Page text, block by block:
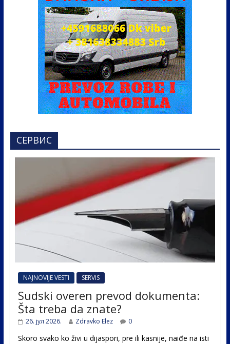
СЕРВИС
NAJNOVIJE VESTI SERVIS
Sudski overen prevod dokumenta:
Šta treba da znate?
26. јул 2026. Zdravko Elez 0
Skoro svako ko živi u dijaspori, pre ili kasnije, naiđe na isti